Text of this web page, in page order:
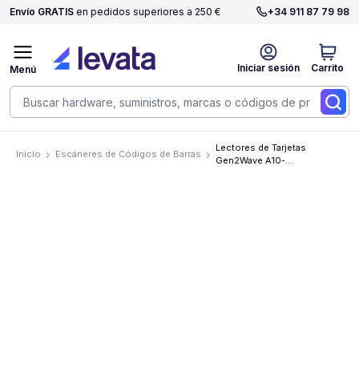
Envío GRATIS en pedidos superiores a 250 € +34 911 87 79 98
Iniciar sesión Carrito
Menú
Inicio Escáneres de Códigos de Barras
Lectores de Tarjetas
Gen2Wave A10-